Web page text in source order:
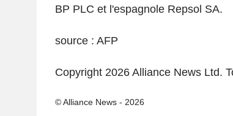
BP PLC et l'espagnole Repsol SA.
source : AFP
Copyright 2026 Alliance News Ltd.
© Alliance News - 2026